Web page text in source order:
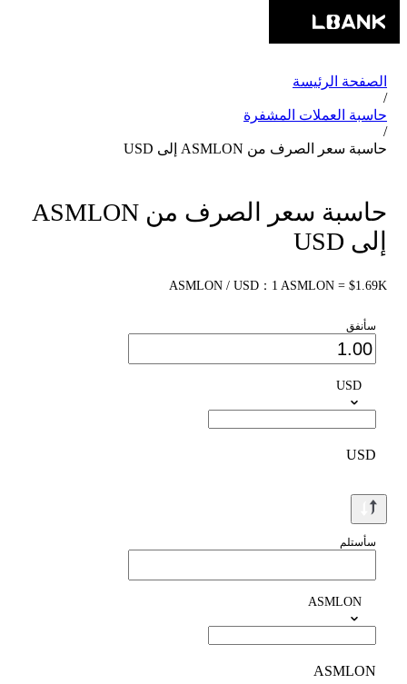
الصفحة الرئيسة
/
حاسبة العملات المشفرة
/
حاسبة سعر الصرف من ASMLON إلى USD
حاسبة سعر الصرف من ASMLON
إلى USD
ASMLON / USD：1 ASMLON = $1.69K
سأنفق
USD
USD
سأستلم
ASMLON
ASMLON